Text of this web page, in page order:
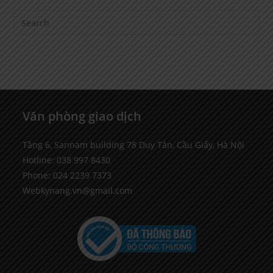
Văn phòng giao dịch
Tầng 6, Sannam building 78 Duy Tân, Cầu Giấy, Hà Nội
Hotline: 038 997 8430
Phone: 024 2239 7373
Webkynang.vn@gmail.com